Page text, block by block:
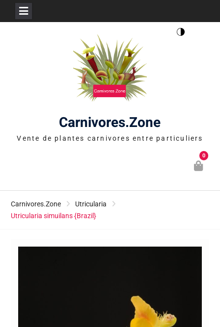
Carnivores.Zone
Vente de plantes carnivores entre particuliers
0
Carnivores.Zone
Utricularia
Utricularia simuilans {Brazil}